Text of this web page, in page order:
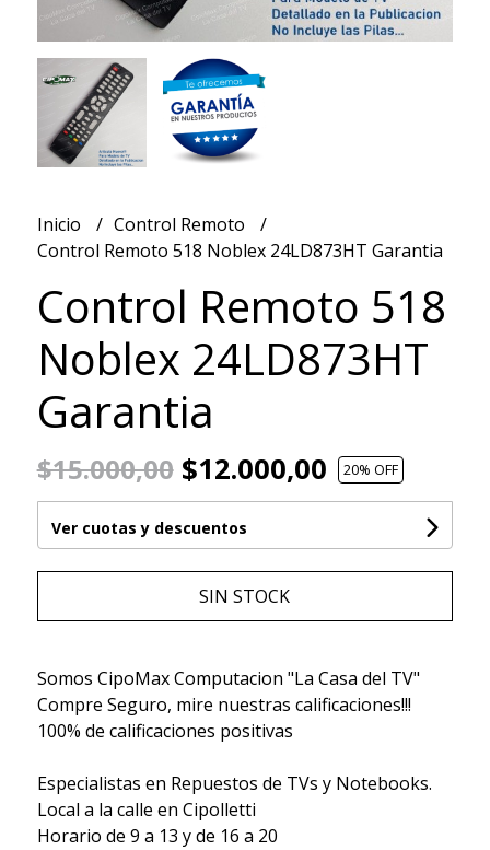
Inicio
Control Remoto
Control Remoto 518 Noblex 24LD873HT Garantia
Control Remoto 518
Noblex 24LD873HT
Garantia
$15.000,00$12.000,00 20% OFF
Ver cuotas y descuentos
SIN STOCK
Somos CipoMax Computacion "La Casa del TV"
Compre Seguro, mire nuestras calificaciones!!!
100% de calificaciones positivas
Especialistas en Repuestos de TVs y Notebooks.
Local a la calle en Cipolletti
Horario de 9 a 13 y de 16 a 20